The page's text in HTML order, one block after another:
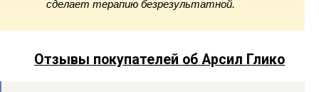
сделает терапию безрезультатной.
Отзывы покупателей об Арсил Глико